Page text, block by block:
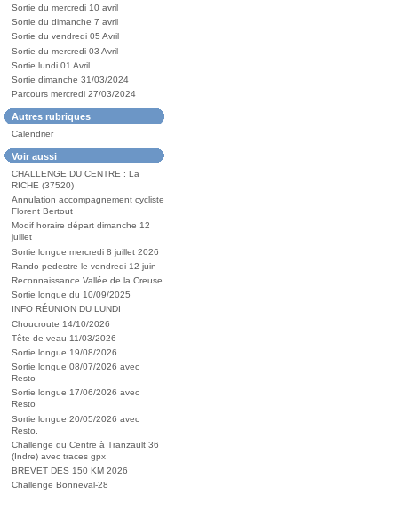
Sortie du mercredi 10 avril
Sortie du dimanche 7 avril
Sortie du vendredi 05 Avril
Sortie du mercredi 03 Avril
Sortie lundi 01 Avril
Sortie dimanche 31/03/2024
Parcours mercredi 27/03/2024
Autres rubriques
Calendrier
Voir aussi
CHALLENGE DU CENTRE : La
RICHE (37520)
Annulation accompagnement cycliste
Florent Bertout
Modif horaire départ dimanche 12
juillet
Sortie longue mercredi 8 juillet 2026
Rando pedestre le vendredi 12 juin
Reconnaissance Vallée de la Creuse
Sortie longue du 10/09/2025
INFO RÉUNION DU LUNDI
Choucroute 14/10/2026
Tête de veau 11/03/2026
Sortie longue 19/08/2026
Sortie longue 08/07/2026 avec
Resto
Sortie longue 17/06/2026 avec
Resto
Sortie longue 20/05/2026 avec
Resto.
Challenge du Centre à Tranzault 36
(Indre) avec traces gpx
BREVET DES 150 KM 2026
Challenge Bonneval-28